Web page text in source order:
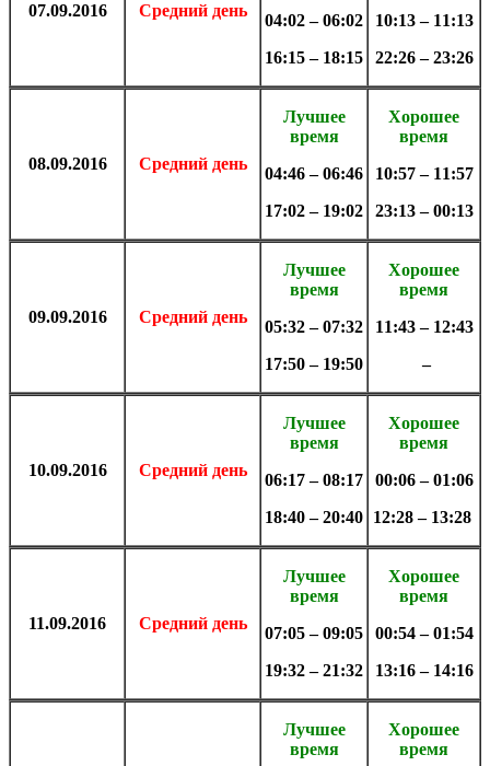
07.09.2016 Средний день
04:02 – 06:02
16:15 – 18:15
10:13 – 11:13
22:26 – 23:26
08.09.2016 Средний день
Лучшее
время
04:46 – 06:46
17:02 – 19:02
Хорошее
время
10:57 – 11:57
23:13 – 00:13
09.09.2016 Средний день
Лучшее
время
05:32 – 07:32
17:50 – 19:50
Хорошее
время
11:43 – 12:43
–
10.09.2016 Средний день
Лучшее
время
06:17 – 08:17
18:40 – 20:40
Хорошее
время
00:06 – 01:06
12:28 – 13:28
11.09.2016 Средний день
Лучшее
время
07:05 – 09:05
19:32 – 21:32
Хорошее
время
00:54 – 01:54
13:16 – 14:16
Лучшее
время
Хорошее
время